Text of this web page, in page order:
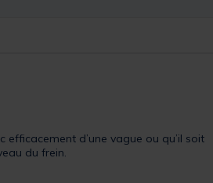
efficacement d’une vague ou qu’il soit
du frein.